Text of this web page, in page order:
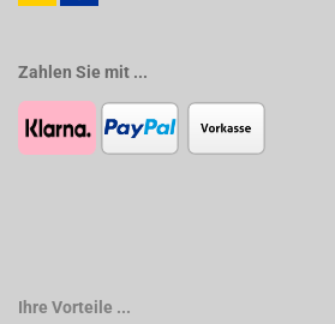
Zahlen Sie mit ...
Ihre Vorteile ...